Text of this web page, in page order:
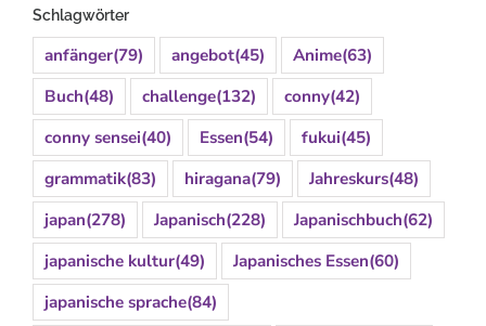
Schlagwörter
anfänger(79) angebot(45) Anime(63)
Buch(48) challenge(132) conny(42)
conny sensei(40) Essen(54) fukui(45)
grammatik(83) hiragana(79) Jahreskurs(48)
japan(278) Japanisch(228) Japanischbuch(62)
japanische kultur(49) Japanisches Essen(60)
japanische sprache(84)